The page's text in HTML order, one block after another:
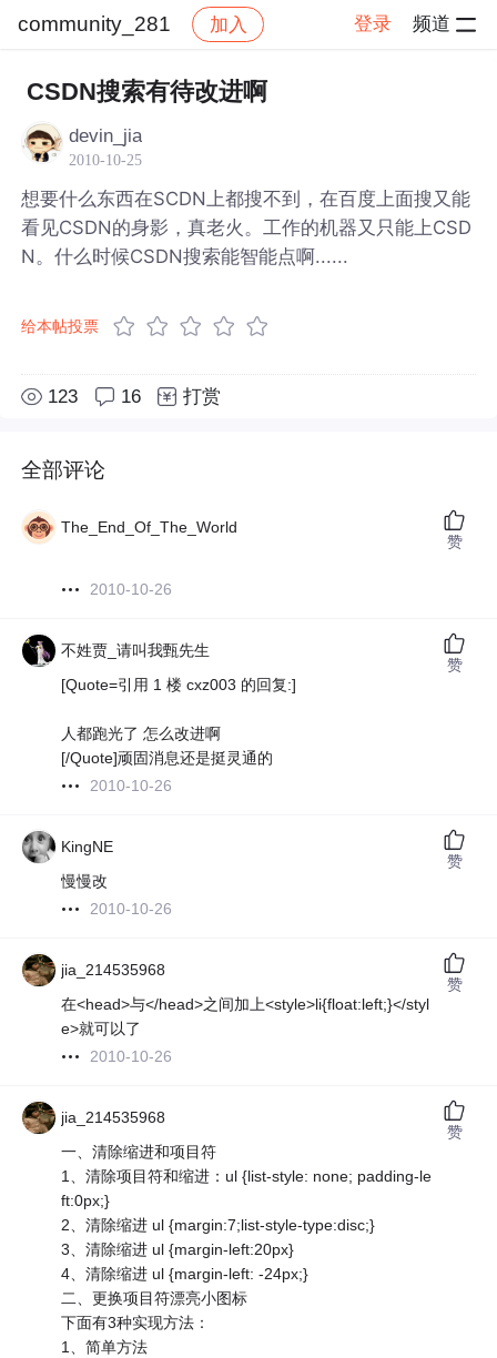
community_281 加入 登录 频道
社区 community_281 帖子详情
CSDN搜索有待改进啊
devin_jia
2010-10-25
想要什么东西在SCDN上都搜不到，在百度上面搜又能
看见CSDN的身影，真老火。工作的机器又只能上CSD
N。什么时候CSDN搜索能智能点啊......
给本帖投票
123 16 打赏
全部评论
The_End_Of_The_World
2010-10-26
赞
不姓贾_请叫我甄先生
[Quote=引用 1 楼 cxz003 的回复:]
人都跑光了 怎么改进啊
[/Quote]顽固消息还是挺灵通的
2010-10-26
赞
KingNE
慢慢改
2010-10-26
赞
jia_214535968
在<head>与</head>之间加上<style>li{float:left;}</styl
e>就可以了
2010-10-26
赞
jia_214535968
一、清除缩进和项目符
1、清除项目符和缩进：ul {list-style: none; padding-le
ft:0px;}
2、清除缩进 ul {margin:7;list-style-type:disc;}
3、清除缩进 ul {margin-left:20px}
4、清除缩进 ul {margin-left: -24px;}
二、更换项目符漂亮小图标
下面有3种实现方法：
1、简单方法
赞